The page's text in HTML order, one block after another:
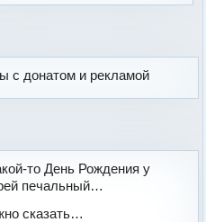
с донатом и рекламой
то День Рождения у
печальный…
сказать…